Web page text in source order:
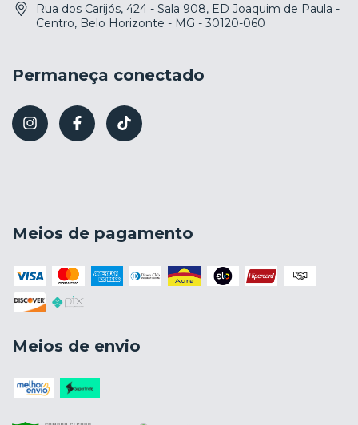
Rua dos Carijós, 424 - Sala 908, ED Joaquim de Paula -
Centro, Belo Horizonte - MG - 30120-060
Permaneça conectado
Meios de pagamento
Meios de envio